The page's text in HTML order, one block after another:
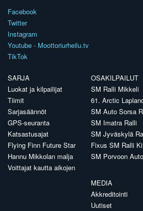
Facebook
Twitter
Instagram
Youtube - Moottoriurheilu.tv
TikTok
SARJA
Luokat ja kilpailijat
Tiimit
Sarjasäännöt
GPS-seuranta
Katsastusajat
Flying Finn Future Star
Hannu Mikkolan malja
Voittajat kautta aikojen
OSAKILPAILUT
SM Ralli Mikkeli
61. Arctic
SM Auto Sorsa
SM Imatra Ralli
SM Jyväskylä
Fixus SM Ralli
SM Porvoon
MEDIA
Akkreditointi
Uutiset